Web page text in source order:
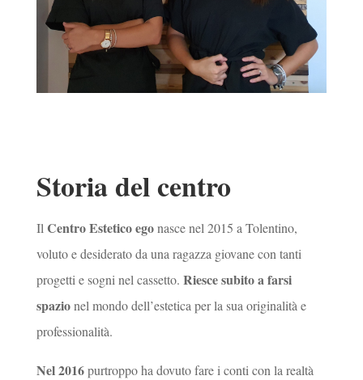
Storia del centro
Il Centro Estetico egonasce nel 2015 a Tolentino,
voluto e desiderato da una ragazza giovane con tanti
progetti e sogni nel cassetto. Riesce subito a farsi
spazionel mondo dell’estetica per la sua originalità e
professionalità.
Nel 2016purtroppo ha dovuto fare i conti con la realtà